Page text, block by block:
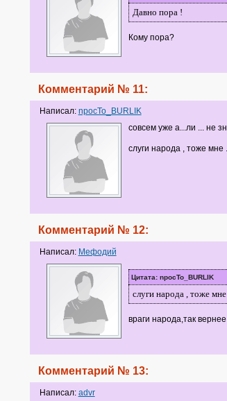
Давно пора !
Кому пора?
Комментарий № 11:
Написал: npocTo_BURLIK
совсем уже а...ли ... не
слуги народа , тоже
Комментарий № 12:
Написал: Мефодий
Цитата: npocTo_BURLIK
слуги народа , тоже мне
враги народа,так
Комментарий № 13:
Написал: advr